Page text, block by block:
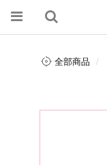
全部商品